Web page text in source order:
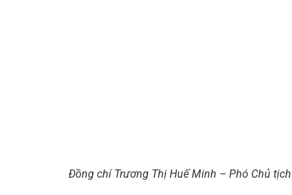
Đồng chí Trương Thị Huế Minh – Phó Chủ